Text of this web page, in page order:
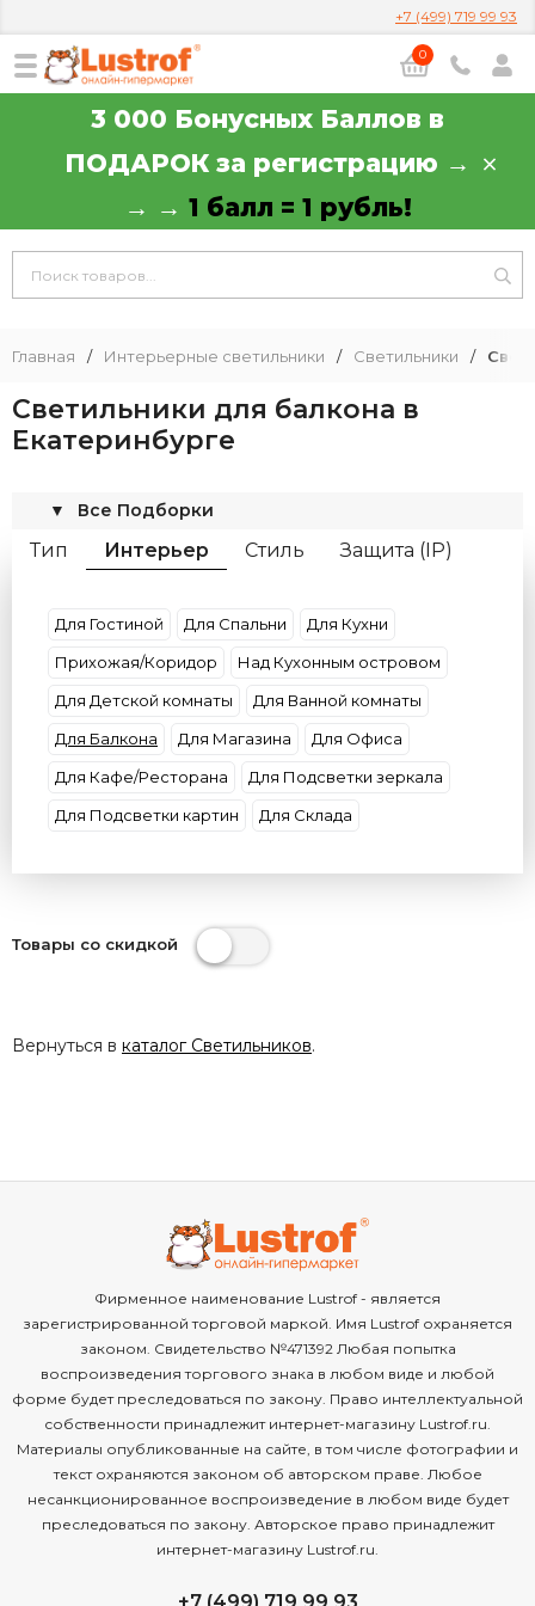
+7 (499) 719 99 93
0
3 000 Бонусных Баллов в
ПОДАРОК за регистрацию →
→ → 1 балл = 1 рубль!
Главная / Интерьерные светильники / Светильники /
Светильники для балкона в
Екатеринбурге
Все Подборки
▼
Тип Интерьер Стиль
Защита (IP)
Потолки
Цоколь
Материал плафона
Размер
Бренд
Для Гостиной Для Спальни
Для Кухни
Прихожая/Коридор
Над Кухонным островом
Для Детской комнаты
Для Ванной комнаты
Для Балкона
Для Магазина
Для Офиса
Для Кафе/Ресторана
Для Подсветки зеркала
Для Подсветки картин
Для Склада
Товары со скидкой
Вернуться в каталог Светильников.
Фирменное наименование Lustrof - является
зарегистрированной торговой маркой. Имя Lustrof охраняется
законом. Свидетельство №471392 Любая попытка
воспроизведения торгового знака в любом виде и любой
форме будет преследоваться по закону. Право интеллектуальной
собственности принадлежит интернет-магазину Lustrof.ru.
Материалы опубликованные на сайте, в том числе фотографии и
текст охраняются законом об авторском праве. Любое
несанкционированное воспроизведение в любом виде будет
преследоваться по закону. Авторское право принадлежит
интернет-магазину Lustrof.ru.